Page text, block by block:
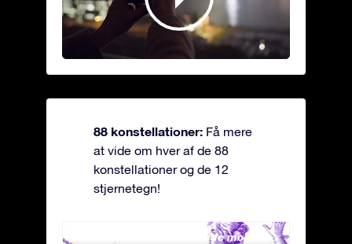
88 konstellationer: Få mere
at vide om hver af de 88
konstellationer og de 12
stjernetegn!
Andromeda - Den lænkede mø